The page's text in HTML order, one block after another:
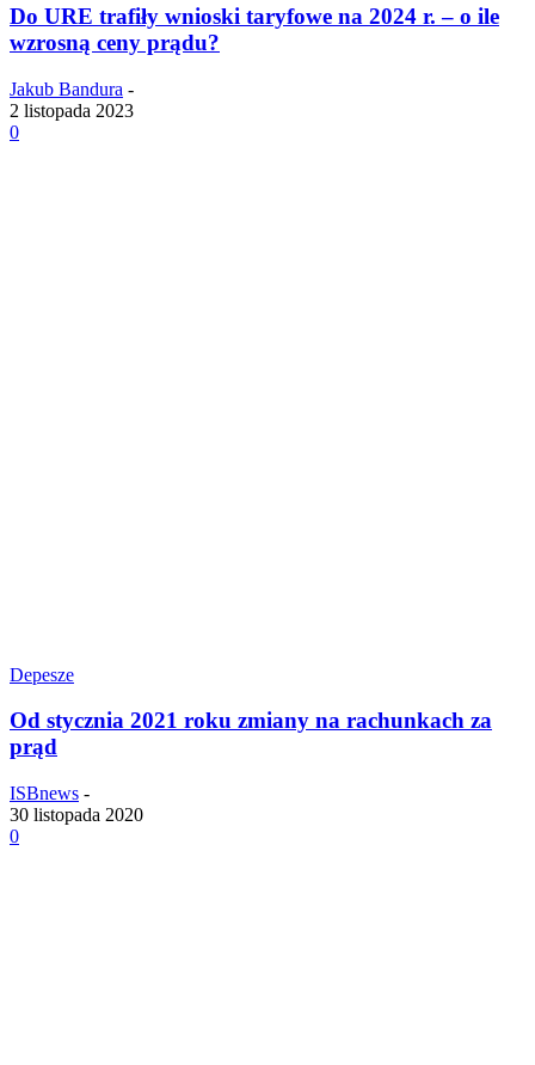
Do URE trafiły wnioski taryfowe na 2024 r. – o ile
wzrosną ceny prądu?
Jakub Bandura -
2 listopada 2023
0
Depesze
Od stycznia 2021 roku zmiany na rachunkach za
prąd
ISBnews -
30 listopada 2020
0